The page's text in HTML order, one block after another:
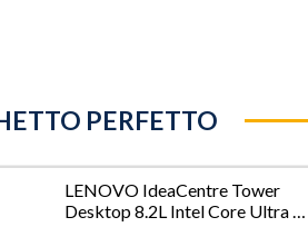
PERFETTO
LENOVO IdeaCentre Tower
Desktop 8.2L Intel Core Ultra 5